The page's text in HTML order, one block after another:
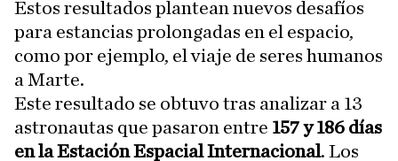
Estos resultados plantean nuevos desafíos
para estancias prolongadas en el espacio,
como por ejemplo, el viaje de seres humanos
a Marte.
Este resultado se obtuvo tras analizar a 13
astronautas que pasaron entre 157 y 186 días
en la Estación Espacial Internacional. Los